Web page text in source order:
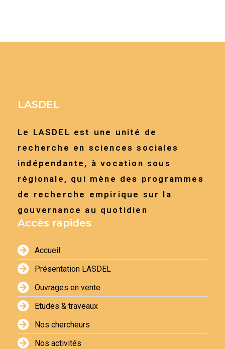
LASDEL
Le LASDEL est une unité de
recherche en sciences sociales
indépendante, à vocation sous
régionale, qui mène des programmes
de recherche empirique sur la
gouvernance au quotidien
Accès rapides
Accueil
Présentation LASDEL
Ouvrages en vente
Etudes & traveaux
Nos chercheurs
Nos activités